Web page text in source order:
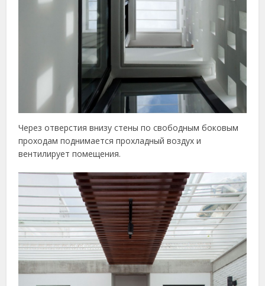
Через отверстия внизу стены по свободным боковым
проходам поднимается прохладный воздух и
вентилирует помещения.